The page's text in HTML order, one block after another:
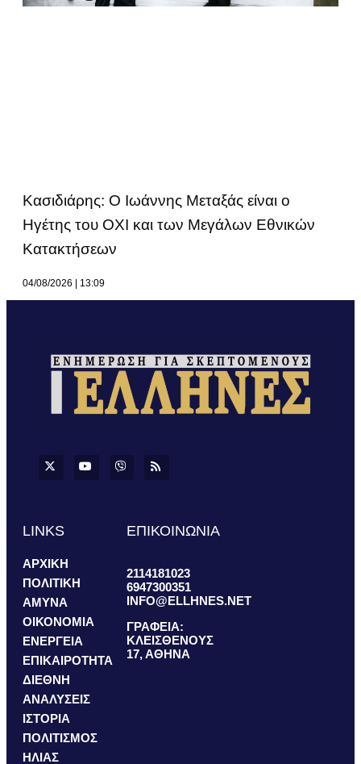
Κασιδιάρης: Ο Ιωάννης Μεταξάς είναι ο
Ηγέτης του ΟΧΙ και των Μεγάλων Εθνικών
Κατακτήσεων
04/08/2026 13:09
LINKS
ΑΡΧΙΚΗ
ΠΟΛΙΤΙΚΗ
ΑΜΥΝΑ
ΟΙΚΟΝΟΜΙΑ
ΕΝΕΡΓΕΙΑ
ΕΠΙΚΑΙΡΟΤΗΤΑ
ΔΙΕΘΝΗ
ΑΝΑΛΥΣΕΙΣ
ΙΣΤΟΡΙΑ
ΠΟΛΙΤΙΣΜΟΣ
ΗΛΙΑΣ
ΕΠΙΚΟΙΝΩΝΙΑ
2114181023
6947300351
INFO@ELLHNES.NET
ΓΡΑΦΕΙΑ:
ΚΛΕΙΣΘΕΝΟΥΣ
17, ΑΘΗΝΑ